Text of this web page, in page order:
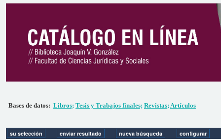
Bases de datos: Libros; Tesis y Trabajos finales; Revistas;Artículos